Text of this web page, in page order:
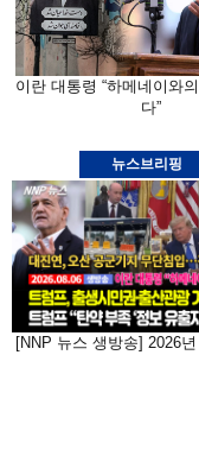
이란 대통령 “하메네이와
다”
뉴스브리핑
[NNP 뉴스 생방송] 2026